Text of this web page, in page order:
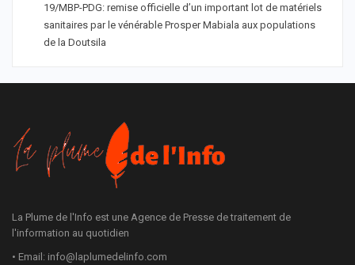
19/MBP-PDG: remise officielle d’un important lot de matériels
sanitaires par le vénérable Prosper Mabiala aux populations
de la Doutsila
La Plume de l'Info est une Agence de Presse de traitement de
l'information au quotidien
• Email: info@laplumedelinfo.com